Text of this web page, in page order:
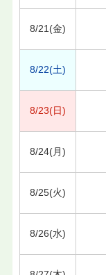
8/21(金)
8/22(土)
8/23(日)
8/24(月)
8/25(火)
8/26(水)